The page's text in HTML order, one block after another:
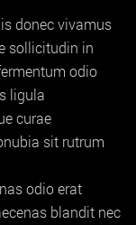
donec vivamus
sollicitudin in
odio
ligula
curae
sit rutrum
odio erat
blandit nec